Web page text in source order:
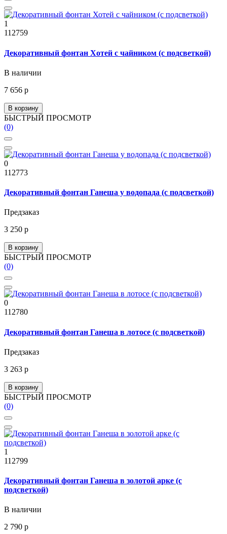
1
112759
Декоративный фонтан Хотей с чайником (с подсветкой)
В наличии
7 656 р
В корзину
БЫСТРЫЙ ПРОСМОТР
(0)
0
112773
Декоративный фонтан Ганеша у водопада (с подсветкой)
Предзаказ
3 250 р
В корзину
БЫСТРЫЙ ПРОСМОТР
(0)
0
112780
Декоративный фонтан Ганеша в лотосе (с подсветкой)
Предзаказ
3 263 р
В корзину
БЫСТРЫЙ ПРОСМОТР
(0)
1
112799
Декоративный фонтан Ганеша в золотой арке (с
подсветкой)
В наличии
2 790 р